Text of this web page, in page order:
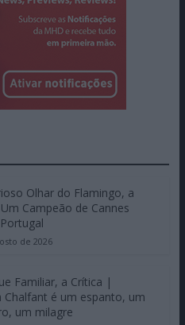
Olhar do Flamingo, a
Campeão de Cannes
de 2026
Familiar, a Crítica |
Chalfant é um espanto, um
um milagre